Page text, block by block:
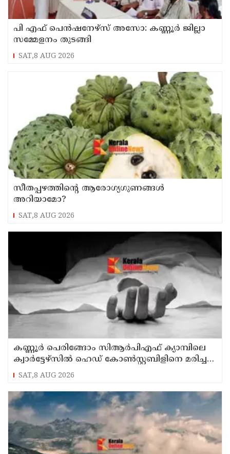
പി എഫ് പെൻഷനേഴ്സ് അസോ: കണ്ണൂർ ജില്ലാ
സമ്മേളനം തുടങ്ങി
SAT,8 AUG 2026
സീതപ്പഴത്തിന്റെ ആരോഗ്യഗുണങ്ങൾ
അറിയാമോ?
SAT,8 AUG 2026
കണ്ണൂര്‍ പെരിങ്ങോം സിആര്‍പിഎഫ് ക്യാമ്പിലെ
ക്വാര്‍ട്ടേഴ്സില്‍ ഹെഡ് കോണ്‍സ്റ്റബിളിനെ മരിച്ച
നിലയില്‍ കണ്ടെത്തി
SAT,8 AUG 2026